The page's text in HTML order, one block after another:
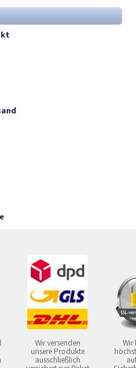
Wir versenden
unsere Produkte
ausschließlich
Wir